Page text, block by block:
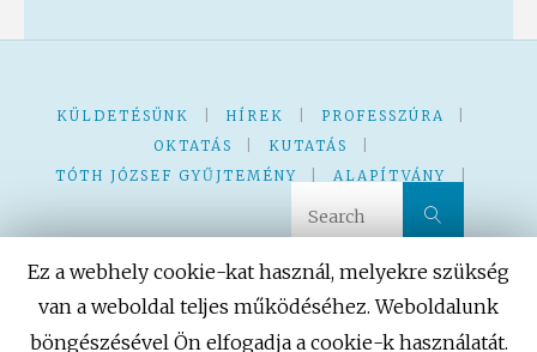
KÜLDETÉSÜNK HÍREK PROFESSZÚRA
OKTATÁS
KUTATÁS
TÓTH JÓZSEF GYŰJTEMÉNY
ALAPÍTVÁNY
Search
Ez a webhely cookie-kat használ, melyekre szükség
van a weboldal teljes működéséhez. Weboldalunk
böngészésével Ön elfogadja a cookie-k használatát.